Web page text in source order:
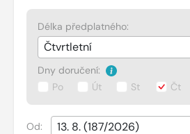
Délka předplatného:
Dny doručení:
Po
Út St Čt
Od: